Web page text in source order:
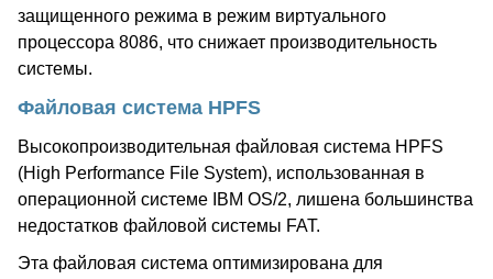
защищенного режима в режим виртуального
процессора 8086, что снижает производительность
системы.
Файловая система HPFS
Высокопроизводительная файловая система HPFS
(High Performance File System), использованная в
операционной системе IBM OS/2, лишена большинства
недостатков файловой системы FAT.
Эта файловая система оптимизирована для